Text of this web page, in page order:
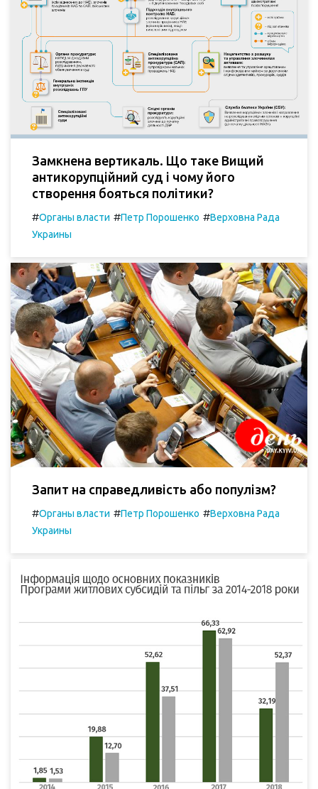
Замкнена вертикаль. Що таке Вищий
антикорупційний суд і чому його
створення бояться політики?
#Органы власти #Петр Порошенко #Верховна Рада
Украины
Запит на справедливість або популізм?
#Органы власти #Петр Порошенко #Верховна Рада
Украины